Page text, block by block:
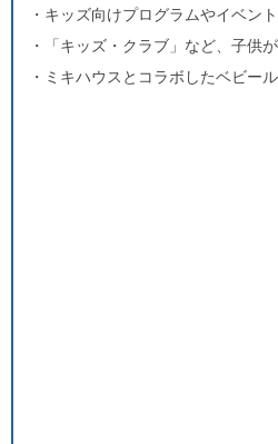
・キッズ向けプログラムやイベン
・「キッズ・クラブ」など、子供
・ミキハウスとコラボしたベビー